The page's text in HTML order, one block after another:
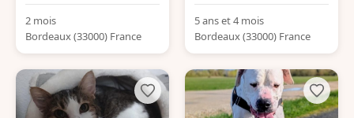
2 mois
Bordeaux (33000) France
5 ans et 4 mois
Bordeaux (33000) France